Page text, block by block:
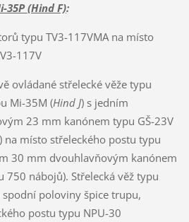
35P (Hind F):
typu TV3-117VMA na místo
117V
ovládané střelecké věže typu
Mi-35M (Hind J) s jedním
23 mm kanónem typu GŠ-23V
na místo střeleckého postu typu
30 mm dvouhlavňovým kanónem
750 nábojů). Střelecká věž typu
poloviny špice trupu,
postu typu NPU-30